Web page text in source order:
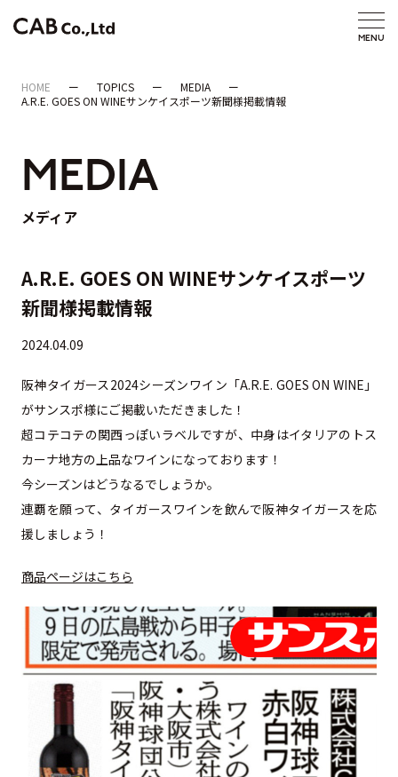
HOME TOPICS
MEDIA
A.R.E. GOES ON WINEサンケイスポーツ新聞様掲載情報
MEDIA
メディア
A.R.E. GOES ON WINEサンケイスポーツ
新聞様掲載情報
2024.04.09
阪神タイガース2024シーズンワイン「A.R.E. GOES ON WINE」
がサンスポ様にご掲載いただきました！
超コテコテの関西っぽいラベルですが、中身はイタリアのトス
カーナ地方の上品なワインになっております！
今シーズンはどうなるでしょうか。
連覇を願って、タイガースワインを飲んで阪神タイガースを応
援しましょう！
商品ページはこちら